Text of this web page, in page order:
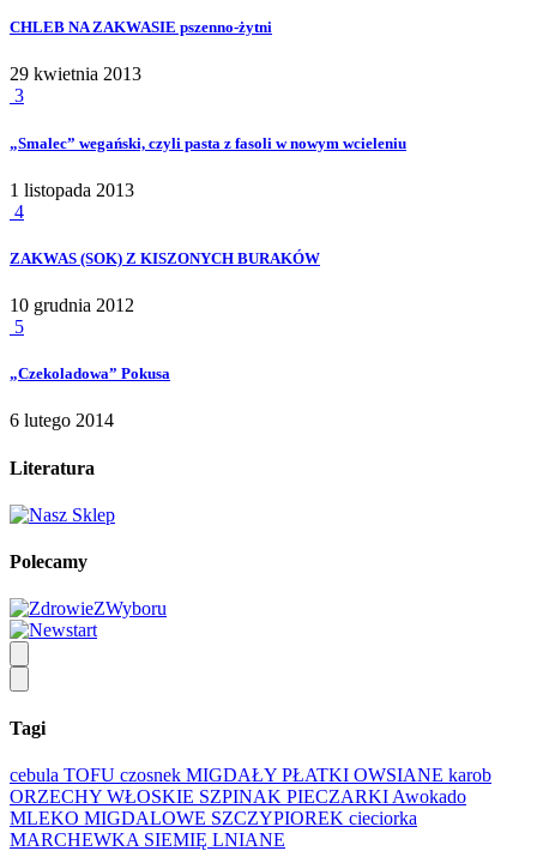
CHLEB NA ZAKWASIE pszenno-żytni
29 kwietnia 2013
3
„Smalec” wegański, czyli pasta z fasoli w nowym wcieleniu
1 listopada 2013
4
ZAKWAS (SOK) Z KISZONYCH BURAKÓW
10 grudnia 2012
5
„Czekoladowa” Pokusa
6 lutego 2014
Literatura
Polecamy
Tagi
cebula TOFU czosnek MIGDAŁY PŁATKI OWSIANE karob
ORZECHY WŁOSKIE SZPINAK PIECZARKI Awokado
MLEKO MIGDALOWE SZCZYPIOREK cieciorka
MARCHEWKA SIEMIĘ LNIANE